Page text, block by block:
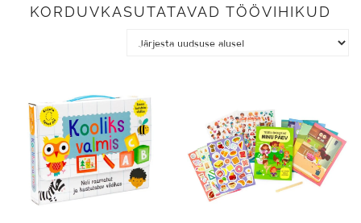
KORDUVKASUTATAVAD TÖÖVIHIKUD